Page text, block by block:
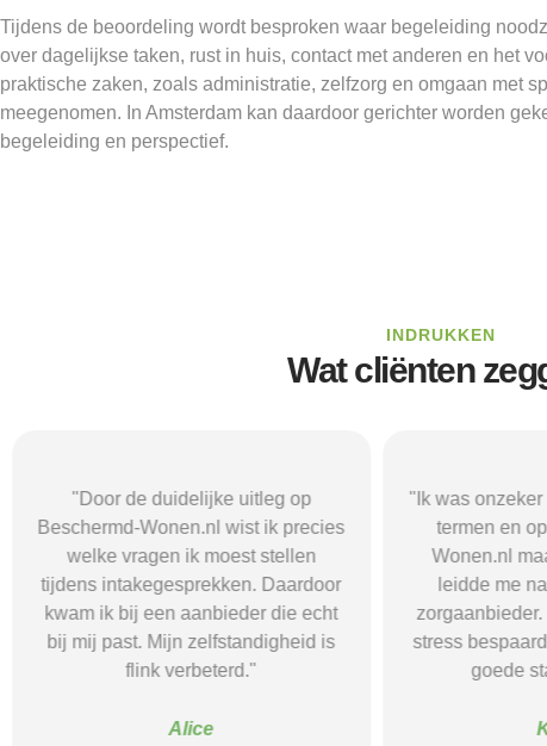
Tijdens de beoordeling wordt besproken waar begeleiding
over dagelijkse taken, rust in huis, contact met anderen en het
praktische zaken, zoals administratie, zelfzorg en omgaan met
meegenomen. In Amsterdam kan daardoor gerichter worden
begeleiding en perspectief.
INDRUKKEN
Wat cliënten
"Door de duidelijke uitleg op
Beschermd-Wonen.nl wist ik precies
welke vragen ik moest stellen
tijdens intakegesprekken. Daardoor
kwam ik bij een aanbieder die echt
bij mij past. Mijn zelfstandigheid is
flink verbeterd."
Alice
"Ik was
termen en
Wonen.nl
leidde me
stress
goede